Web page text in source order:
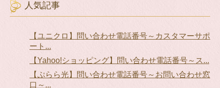
人気記事
【ユニクロ】問い合わせ電話番号～カスタマーサポ
ート...
【Yahoo!ショッピング】問い合わせ電話番号～ス...
【ぷらら光】問い合わせ電話番号～お問い合わせ窓
口～...